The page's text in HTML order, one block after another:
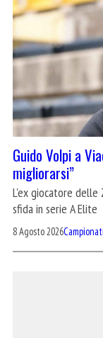
Guido Volpi a
migliorarsi”
L'ex giocatore delle
sfida in serie A Elite
8 Agosto 2026